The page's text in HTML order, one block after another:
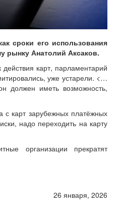
сроки его использования
рынку Анатолий Аксаков.
карт, парламентарий
уже устарели. <…
должен иметь возможность,
карт зарубежных платёжных
надо переходить на карту
организации прекратят
26 января, 2026